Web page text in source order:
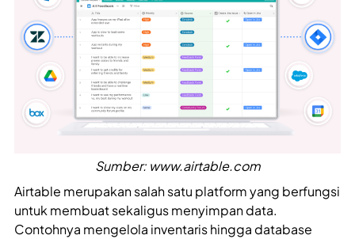
Sumber: www.airtable.com
Airtable merupakan salah satu platform yang berfungsi
untuk membuat sekaligus menyimpan data.
Contohnya mengelola inventaris hingga database